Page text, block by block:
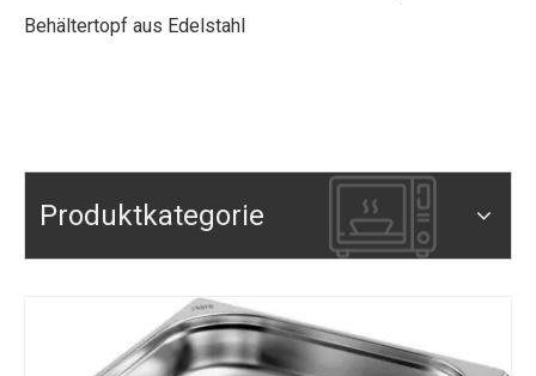
Behältertopf aus Edelstahl
Produktkategorie